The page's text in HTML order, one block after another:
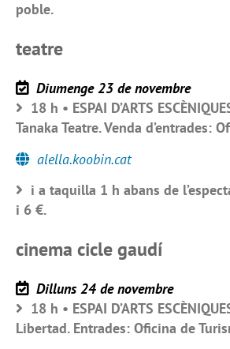
poble.
teatre
Diumenge 23 de novembre
18 h • ESPAI D’ARTS
Tanaka Teatre. Venda d’entrades:
alella.koobin.cat
i a taquilla 1 h abans de
i 6 €.
cinema cicle gaudí
Dilluns 24 de novembre
18 h • ESPAI D’ARTS
Libertad. Entrades: Oficina de